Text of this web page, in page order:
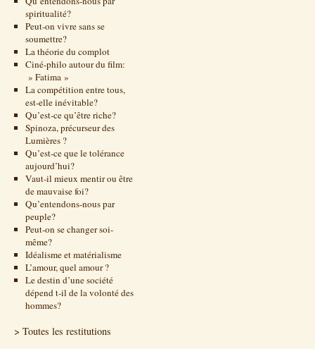
spiritualité?
Peut-on vivre sans se
soumettre?
La théorie du complot
Ciné-philo autour du film:
» Fatima »
La compétition entre tous,
est-elle inévitable?
Qu’est-ce qu’être riche?
Spinoza, précurseur des
Lumières ?
Qu’est-ce que le tolérance
aujourd’hui?
Vaut-il mieux mentir ou être
de mauvaise foi?
Qu’entendons-nous par
peuple?
Peut-on se changer soi-
même?
Idéalisme et matérialisme
L’amour, quel amour ?
Le destin d’une société
dépend t-il de la volonté des
hommes?
> Toutes les restitutions